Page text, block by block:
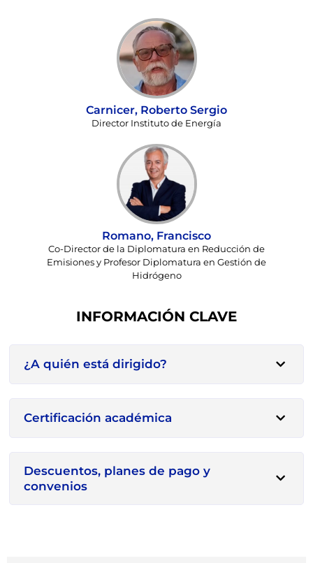
Carnicer, Roberto Sergio
Director Instituto de Energía
Romano, Francisco
Co-Director de la Diplomatura en Reducción de
Emisiones y Profesor Diplomatura en Gestión de
Hidrógeno
INFORMACIÓN CLAVE
¿A quién está dirigido?
Certificación académica
Descuentos, planes de pago y
convenios